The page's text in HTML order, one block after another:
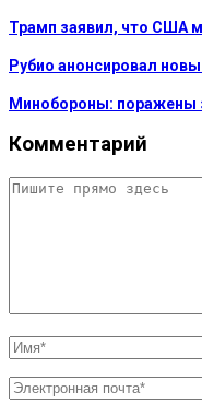
Трамп заявил, что США
Рубио анонсировал
Минобороны: поражены
Комментарий